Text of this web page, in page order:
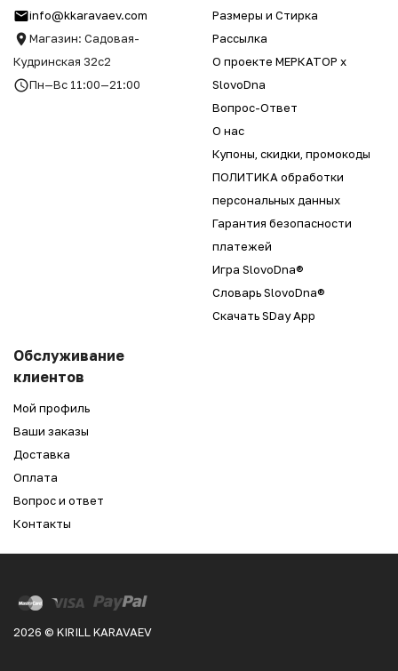
info@kkaravaev.com
Магазин: Садовая-
Кудринская 32с2
Пн—Вс 11:00—21:00
Размеры и Стирка
Рассылка
О проекте МЕРКАТОР x
SlovoDna
Вопрос-Ответ
О нас
Купоны, скидки, промокоды
ПОЛИТИКА обработки
персональных данных
Гарантия безопасности
платежей
Игра SlovoDna®
Словарь SlovoDna®
Скачать SDay App
Обслуживание
клиентов
Мой профиль
Ваши заказы
Доставка
Оплата
Вопрос и ответ
Контакты
2026 © KIRILL KARAVAEV